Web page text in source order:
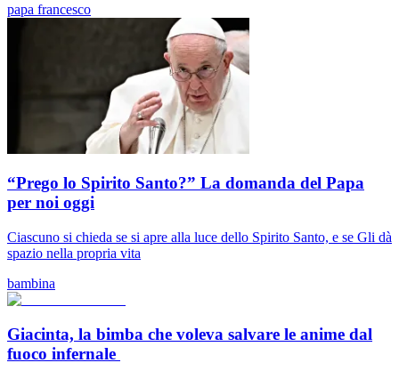
papa francesco
“Prego lo Spirito Santo?” La domanda del Papa
per noi oggi
Ciascuno si chieda se si apre alla luce dello Spirito Santo, e se Gli dà
spazio nella propria vita
bambina
Giacinta, la bimba che voleva salvare le anime dal
fuoco infernale